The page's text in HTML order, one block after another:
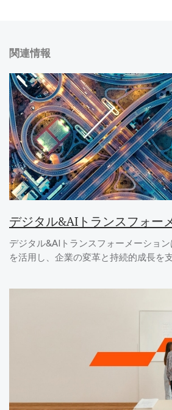
関連情報
デジタル&AIトランスフォー
デジタル&AIトランスフォーメーショ
を活用し、企業の変革と持続的成長を